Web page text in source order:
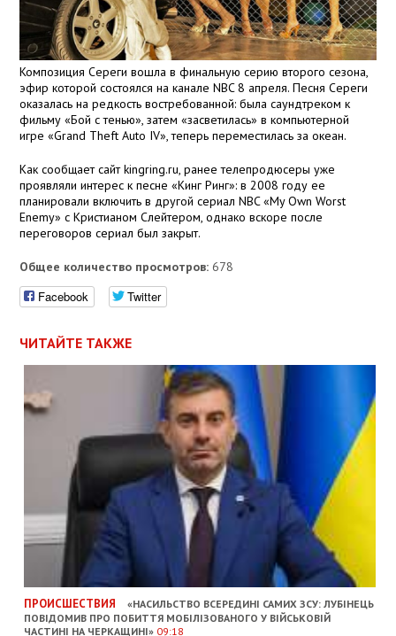
Композиция Сереги вошла в финальную серию второго сезона,
эфир которой состоялся на канале NBC 8 апреля. Песня Сереги
оказалась на редкость востребованной: была саундтреком к
фильму «Бой с тенью», затем «засветилась» в компьютерной
игре «Grand Theft Auto IV», теперь переместилась за океан.
Как сообщает сайт kingring.ru, ранее телепродюсеры уже
проявляли интерес к песне «Кинг Ринг»: в 2008 году ее
планировали включить в другой сериал NBC «My Own Worst
Enemy» с Кристианом Слейтером, однако вскоре после
переговоров сериал был закрыт.
Общее количество просмотров: 678
Facebook Twitter
ЧИТАЙТЕ ТАКЖЕ
ПРОИСШЕСТВИЯ
«НАСИЛЬСТВО ВСЕРЕДИНІ САМИХ ЗСУ: ЛУБІНЕЦЬ
ПОВІДОМИВ ПРО ПОБИТТЯ МОБІЛІЗОВАНОГО У ВІЙСЬКОВІЙ
ЧАСТИНІ НА ЧЕРКАЩИНІ» 09:18